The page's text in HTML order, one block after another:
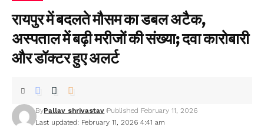
रायपुर में बदलते मौसम का डबल अटैक,
अस्पताल में बढ़ी मरीजों की संख्या; दवा कारोबारी
और डॉक्टर हुए अलर्ट
Last updated: February 11, 2026 4:41 am
ByPallav shrivastav Published February 11, 2026